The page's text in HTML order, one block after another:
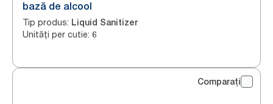
bază de alcool
Tip produs: Liquid Sanitizer
Unități per cutie: 6
Comparați